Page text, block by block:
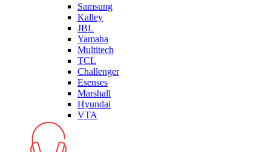
Samsung
Kalley
JBL
Yamaha
Multitech
TCL
Challenger
Esenses
Marshall
Hyundai
VTA